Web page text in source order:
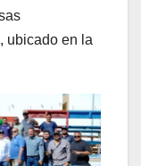
ubicado en la